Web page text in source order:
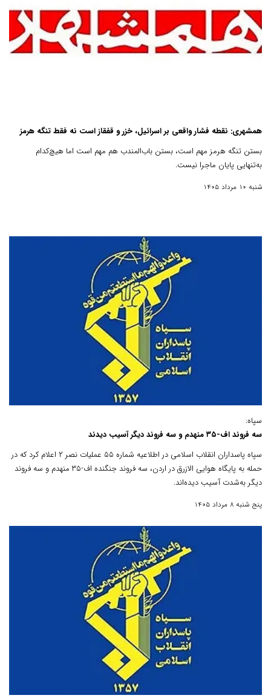
همشهری: نقطه فشار واقعی بر اسرائیل، خزر و قفقاز است نه فقط تنگه هرمز
بستن تنگه هرمز مهم است، بستن باب‌المندب هم مهم است‌ اما هیچ‌کدام
به‌تنهایی پایان ماجرا نیست‌.
شنبه 10 مرداد 1405
سپاه:
سه فروند اف-۳۵ منهدم و سه فروند دیگر آسیب دیدند
سپاه پاسداران انقلاب اسلامی در اطلاعیه شماره ۵۵ عملیات نصر ۲ اعلام کرد که در
حمله به پایگاه هوایی الازرق در اردن، سه فروند جنگنده اف-۳۵ منهدم و سه فروند
دیگر به‌شدت آسیب دیده‌اند.
پنج شنبه 8 مرداد 1405